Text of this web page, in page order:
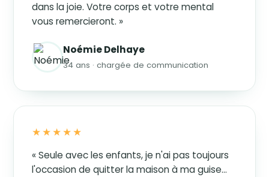
dans la joie. Votre corps et votre mental
vous remercieront. »
Noémie Delhaye
34 ans · chargée de communication
★★★★★
« Seule avec les enfants, je n'ai pas toujours
l'occasion de quitter la maison à ma guise…